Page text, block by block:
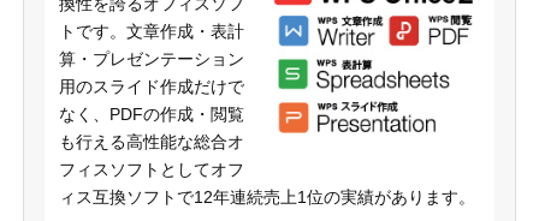
トです。文章作成・表計
算・プレゼンテーション
用のスライド作成だけで
なく、PDFの作成・閲覧
も行える高性能な総合オ
フィスソフトとしてオフ
ィス互換ソフトで12年連続売上1位の実績があります。